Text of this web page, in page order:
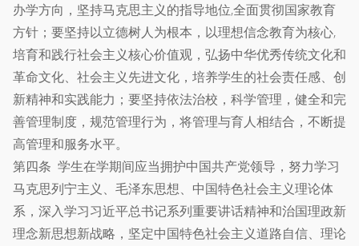
办学方向，坚持马克思主义的指导地位,全面贯彻国家教育
方针；要坚持以立德树人为根本，以理想信念教育为核心,
培育和践行社会主义核心价值观，弘扬中华优秀传统文化和
革命文化、社会主义先进文化，培养学生的社会责任感、创
新精神和实践能力；要坚持依法治校，科学管理，健全和完
善管理制度，规范管理行为，将管理与育人相结合，不断提
高管理和服务水平。
第四条 学生在学期间应当拥护中国共产党领导，努力学习
马克思列宁主义、毛泽东思想、中国特色社会主义理论体
系，深入学习习近平总书记系列重要讲话精神和治国理政新
理念新思想新战略，坚定中国特色社会主义道路自信、理论